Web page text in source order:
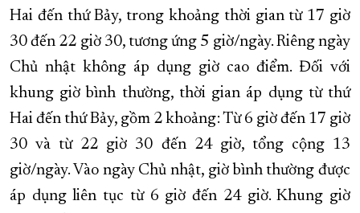
Hai đến thứ Bảy, trong khoảng thời gian từ 17 giờ
30 đến 22 giờ 30, tương ứng 5 giờ/ngày. Riêng ngày
Chủ nhật không áp dụng giờ cao điểm. Đối với
khung giờ bình thường, thời gian áp dụng từ thứ
Hai đến thứ Bảy, gồm 2 khoảng: Từ 6 giờ đến 17 giờ
30 và từ 22 giờ 30 đến 24 giờ, tổng cộng 13
giờ/ngày. Vào ngày Chủ nhật, giờ bình thường được
áp dụng liên tục từ 6 giờ đến 24 giờ. Khung giờ